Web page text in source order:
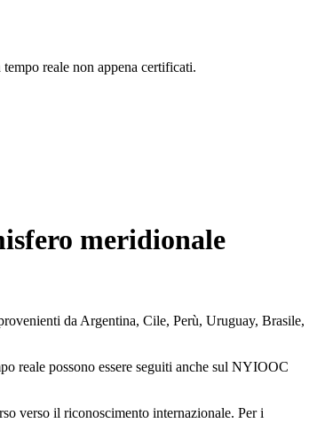
reale non appena certificati.
meridionale
da Argentina, Cile, Perù, Uruguay, Brasile,
reale possono essere seguiti anche sul NYIOOC
verso il riconoscimento internazionale. Per i